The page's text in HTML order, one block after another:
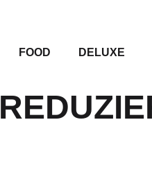
FOOD DELUXE